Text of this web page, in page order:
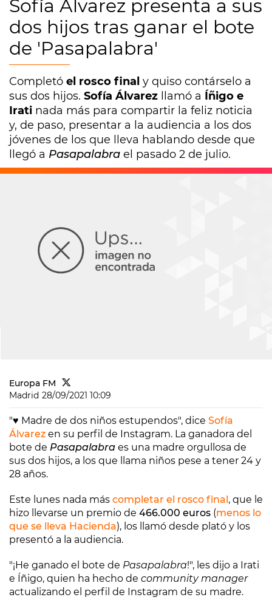
Sofía Álvarez presenta a sus
dos hijos tras ganar el bote
de 'Pasapalabra'
Completó el rosco final y quiso contárselo a
sus dos hijos. Sofía Álvarez llamó a Íñigo e
Irati nada más para compartir la feliz noticia
y, de paso, presentar a la audiencia a los dos
jóvenes de los que lleva hablando desde que
llegó a Pasapalabra el pasado 2 de julio.
Europa FM
Madrid 28/09/2021 10:09
"♥️ Madre de dos niños estupendos", dice Sofía
Álvarez en su perfil de Instagram. La ganadora del
bote de Pasapalabra es una madre orgullosa de
sus dos hijos, a los que llama niños pese a tener 24 y
28 años.
Este lunes nada más completar el rosco final, que le
hizo llevarse un premio de 466.000 euros (menos lo
que se lleva Hacienda), los llamó desde plató y los
presentó a la audiencia.
"¡He ganado el bote de Pasapalabra!", les dijo a Irati
e Íñigo, quien ha hecho de community manager
actualizando el perfil de Instagram de su madre.